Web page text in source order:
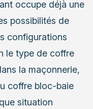
occupe déjà une
possibilités de
configurations
le type de coffre
la maçonnerie,
coffre bloc-baie
situation